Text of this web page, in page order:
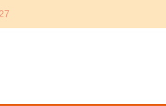
và quốc tế